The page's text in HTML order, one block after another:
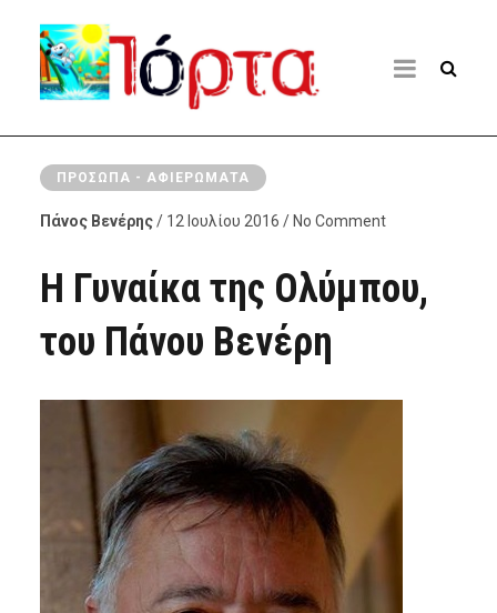
ΠΡΌΣΩΠΑ - ΑΦΙΕΡΏΜΑΤΑ
Πάνος Βενέρης/ 12 Ιουλίου 2016 / No Comment
Η Γυναίκα της Ολύμπου,
του Πάνου Βενέρη